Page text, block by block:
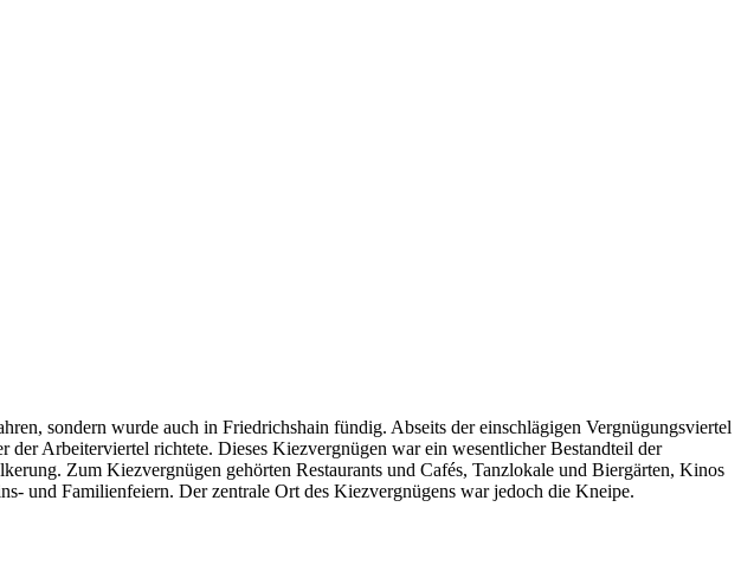
sondern wurde auch in Friedrichshain fündig. Abseits der einschlägigen Vergnügungsviertel
Arbeiterviertel richtete. Dieses Kiezvergnügen war ein wesentlicher Bestandteil der
Zum Kiezvergnügen gehörten Restaurants und Cafés, Tanzlokale und Biergärten, Kinos
und Familienfeiern. Der zentrale Ort des Kiezvergnügens war jedoch die Kneipe.